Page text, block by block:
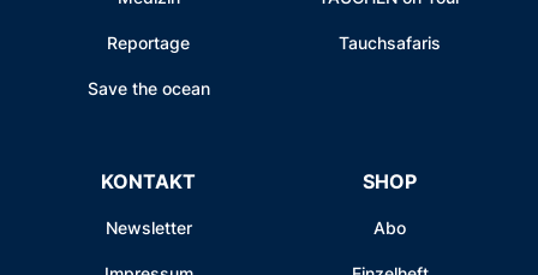
Reportage
Save the ocean
Tauchsafaris
KONTAKT
Newsletter
SHOP
Abo